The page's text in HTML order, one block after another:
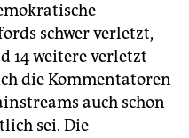
schwer verletzt,
14 weitere verletzt
die Kommentatoren
auch schon
sei. Die